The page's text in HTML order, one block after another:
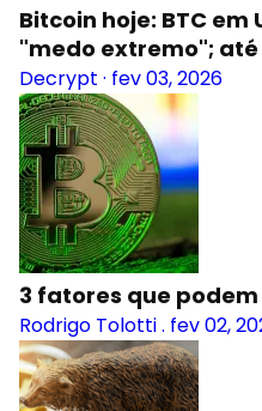
Bitcoin hoje: BTC em
"medo extremo";
Decrypt · fev 03, 2026
3 fatores que
Rodrigo Tolotti. fev 02,